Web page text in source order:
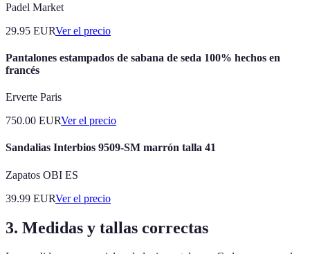
Padel Market
29.95 EURVer el precio
Pantalones estampados de sabana de seda 100% hechos en
francés
Erverte Paris
750.00 EURVer el precio
Sandalias Interbios 9509-SM marrón talla 41
Zapatos OBI ES
39.99 EURVer el precio
3. Medidas y tallas correctas